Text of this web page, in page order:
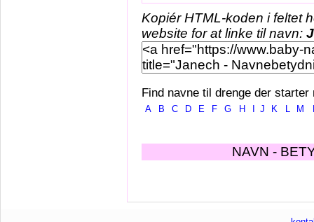
Kopiér HTML-koden i feltet
website for at linke til navn:
Find navne til drenge der starter
A B C D E F G H J K L M
NAVN -